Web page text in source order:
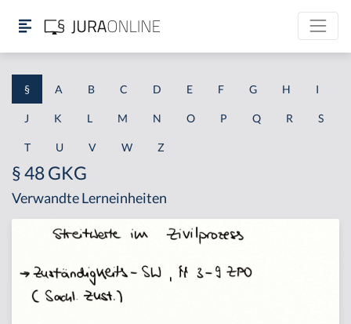
§ A B C D E F G H I
J K L M N O P Q R S
T U V W Z
§ 48 GKG
Verwandte Lerneinheiten